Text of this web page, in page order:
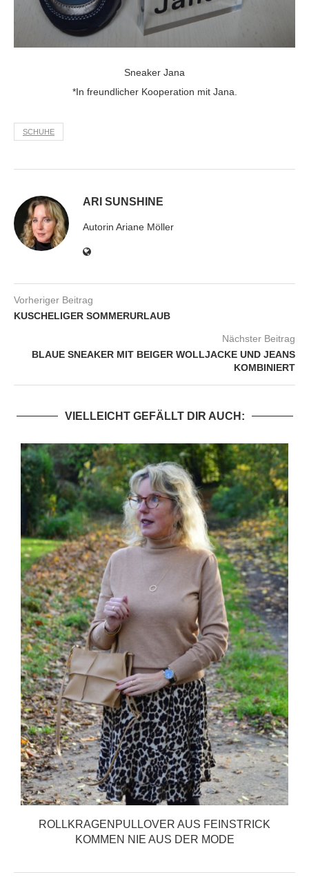
Sneaker Jana
*In freundlicher Kooperation mit Jana.
SCHUHE
ARI SUNSHINE
Autorin Ariane Möller
Vorheriger Beitrag
KUSCHELIGER SOMMERURLAUB
Nächster Beitrag
BLAUE SNEAKER MIT BEIGER WOLLJACKE UND JEANS
KOMBINIERT
VIELLEICHT GEFÄLLT DIR AUCH:
ROLLKRAGENPULLOVER AUS FEINSTRICK
KOMMEN NIE AUS DER MODE